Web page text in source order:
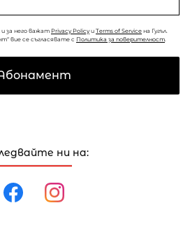
ни на:
за него важат Privacy Policy и Terms of Service на Гугъл.
вие се съгласявате с Политика за поверителност